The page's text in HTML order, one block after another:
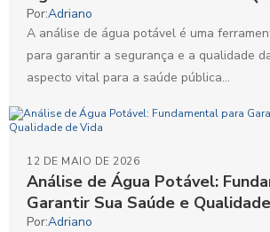
Por:Adriano
A análise de água potável é uma
para garantir a segurança e a qualidade
aspecto vital para a saúde pública...
Análise de Água Potável:
Garantir Sua Saúde e
12 DE MAIO DE 2026
Por:Adriano